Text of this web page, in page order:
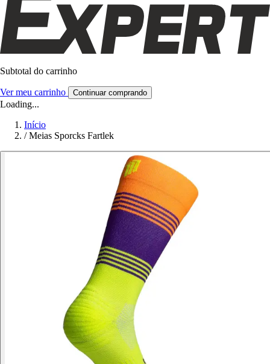
Subtotal do carrinho
Ver meu carrinho Continuar comprando
Loading...
Início
/ Meias Sporcks Fartlek